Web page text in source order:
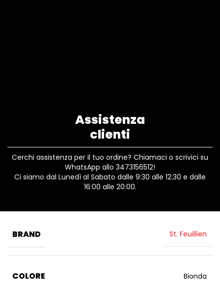
Assistenza
clienti
Cerchi assistenza per il tuo ordine? Chiamaci o scrivici su
WhatsApp allo 3473156512!
Ci siamo dal Lunedì al Sabato dalle 9:30 alle 12:30 e dalle
16:00 alle 20:00.
BRAND St. Feuillien
COLORE Bionda